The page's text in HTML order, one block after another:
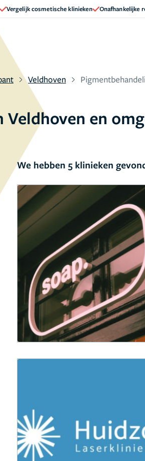
Vergelijk cosmetische klinieken Onafhankelijke
Veldhoven
en
We hebben 5 klinieken